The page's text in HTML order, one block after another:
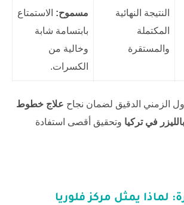
النتيجة النهائية
المكتملة
والمستقرة
مسموح: الاستمتاع
بابتسامة شابة
وخالية من
الكسرات.
الزمني الدقيق لضمان نجاح علاج خطوط
في تركيا وتحقيق أقصى استفادة
لماذا يمثل مركز فلوريا